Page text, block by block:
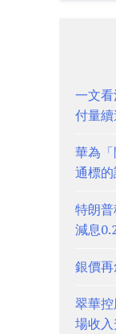
一文
付量
華為
通標
特朗
減息
銀價
翠華
場收